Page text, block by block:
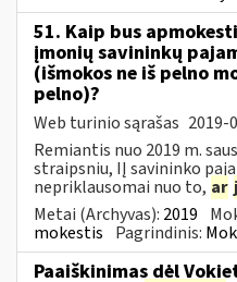
51. Kaip bus
įmonių savininkų
(išmokos ne iš pelno
pelno)?
Web turinio sąrašas 2019-
Remiantis nuo 2019 m.
straipsniu, IĮ savininko
nepriklausomai nuo to, ar
Metai (Archyvas): 2019
mokestis Pagrindinis:
Paaiškinimas dėl